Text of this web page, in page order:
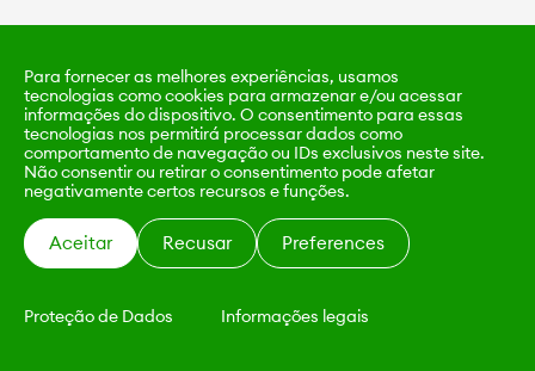
Para fornecer as melhores experiências, usamos
tecnologias como cookies para armazenar e/ou acessar
informações do dispositivo. O consentimento para essas
tecnologias nos permitirá processar dados como
comportamento de navegação ou IDs exclusivos neste site.
Não consentir ou retirar o consentimento pode afetar
negativamente certos recursos e funções.
Aceitar Recusar Preferences
Proteção de Dados
Informações legais